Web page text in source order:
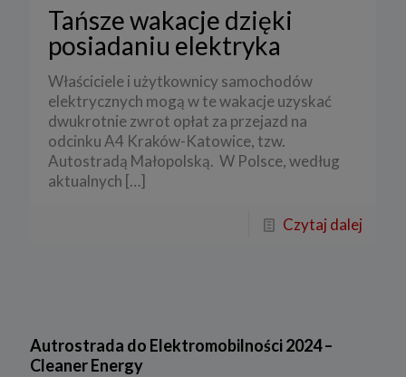
Tańsze wakacje dzięki
posiadaniu elektryka
Właściciele i użytkownicy samochodów
elektrycznych mogą w te wakacje uzyskać
dwukrotnie zwrot opłat za przejazd na
odcinku A4 Kraków-Katowice, tzw.
Autostradą Małopolską. W Polsce, według
aktualnych […]
Czytaj dalej
Autrostrada do Elektromobilności 2024 –
Cleaner Energy